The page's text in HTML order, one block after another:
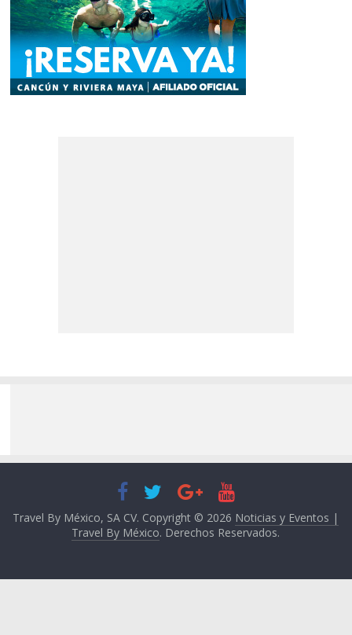
Travel By México, SA CV. Copyright © 2026 Noticias y Eventos |
Travel By México. Derechos Reservados.